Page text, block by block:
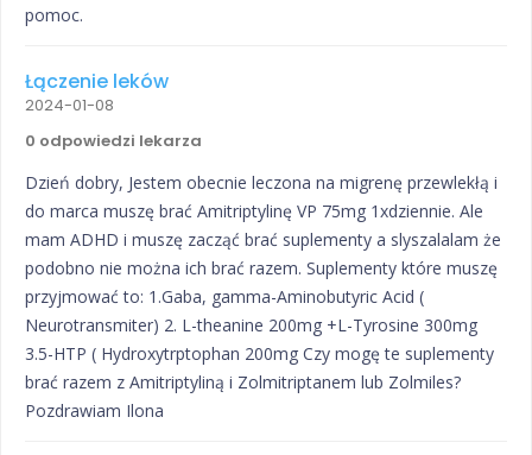
pomoc.
Łączenie leków
2024-01-08
0 odpowiedzi lekarza
Dzień dobry, Jestem obecnie leczona na migrenę przewlekłą i
do marca muszę brać Amitriptylinę VP 75mg 1xdziennie. Ale
mam ADHD i muszę zacząć brać suplementy a slyszalalam że
podobno nie można ich brać razem. Suplementy które muszę
przyjmować to: 1.Gaba, gamma-Aminobutyric Acid (
Neurotransmiter) 2. L-theanine 200mg +L-Tyrosine 300mg
3.5-HTP ( Hydroxytrptophan 200mg Czy mogę te suplementy
brać razem z Amitriptyliną i Zolmitriptanem lub Zolmiles?
Pozdrawiam Ilona